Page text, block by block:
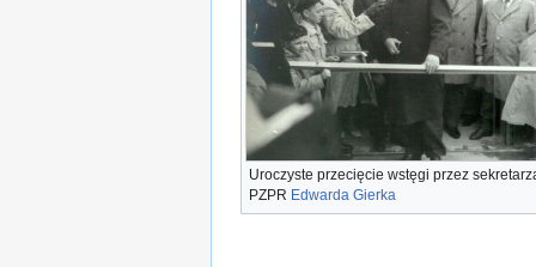
Uroczyste przecięcie wstęgi przez
PZPR Edwarda Gierka